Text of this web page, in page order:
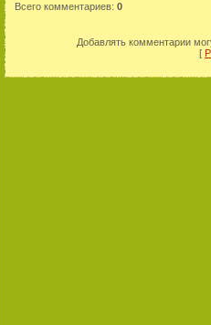
Всего комментариев: 0
Добавлять комментарии
[